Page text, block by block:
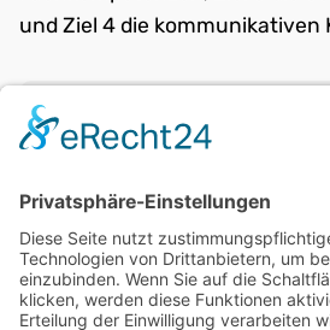
und Ziel 4 die kommunikativen
zurück:
Herztod